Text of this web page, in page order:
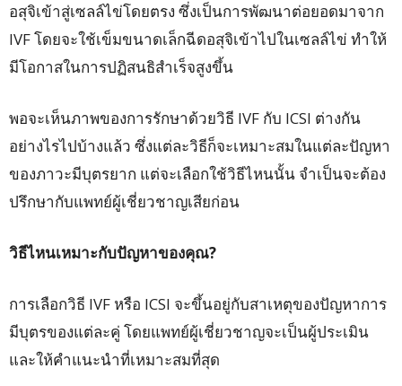
อสุจิเข้าสู่เซลล์ไข่โดยตรง ซึ่งเป็นการพัฒนาต่อยอดมาจาก
IVF โดยจะใช้เข็มขนาดเล็กฉีดอสุจิเข้าไปในเซลล์ไข่ ทำให้
มีโอกาสในการปฏิสนธิสำเร็จสูงขึ้น
พอจะเห็นภาพของการรักษาด้วยวิธี IVF กับ ICSI ต่างกัน
อย่างไรไปบ้างแล้ว ซึ่งแต่ละวิธีก็จะเหมาะสมในแต่ละปัญหา
ของภาวะมีบุตรยาก แต่จะเลือกใช้วิธีไหนนั้น จำเป็นจะต้อง
ปรึกษากับแพทย์ผู้เชี่ยวชาญเสียก่อน
วิธีไหนเหมาะกับปัญหาของคุณ?
การเลือกวิธี IVF หรือ ICSI จะขึ้นอยู่กับสาเหตุของปัญหาการ
มีบุตรของแต่ละคู่ โดยแพทย์ผู้เชี่ยวชาญจะเป็นผู้ประเมิน
และให้คำแนะนำที่เหมาะสมที่สุด